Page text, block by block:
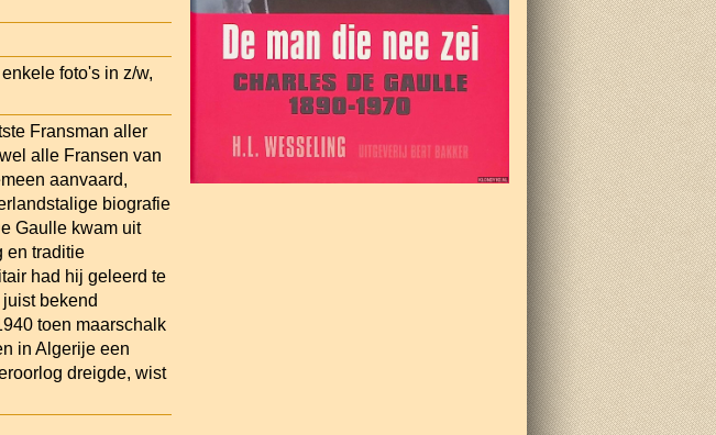
foto's in z/w,
Fransman aller
alle Fransen van
aanvaard,
biografie
Gaulle kwam uit
en traditie
had hij geleerd te
bekend
toen maarschalk
in Algerije een
dreigde, wist